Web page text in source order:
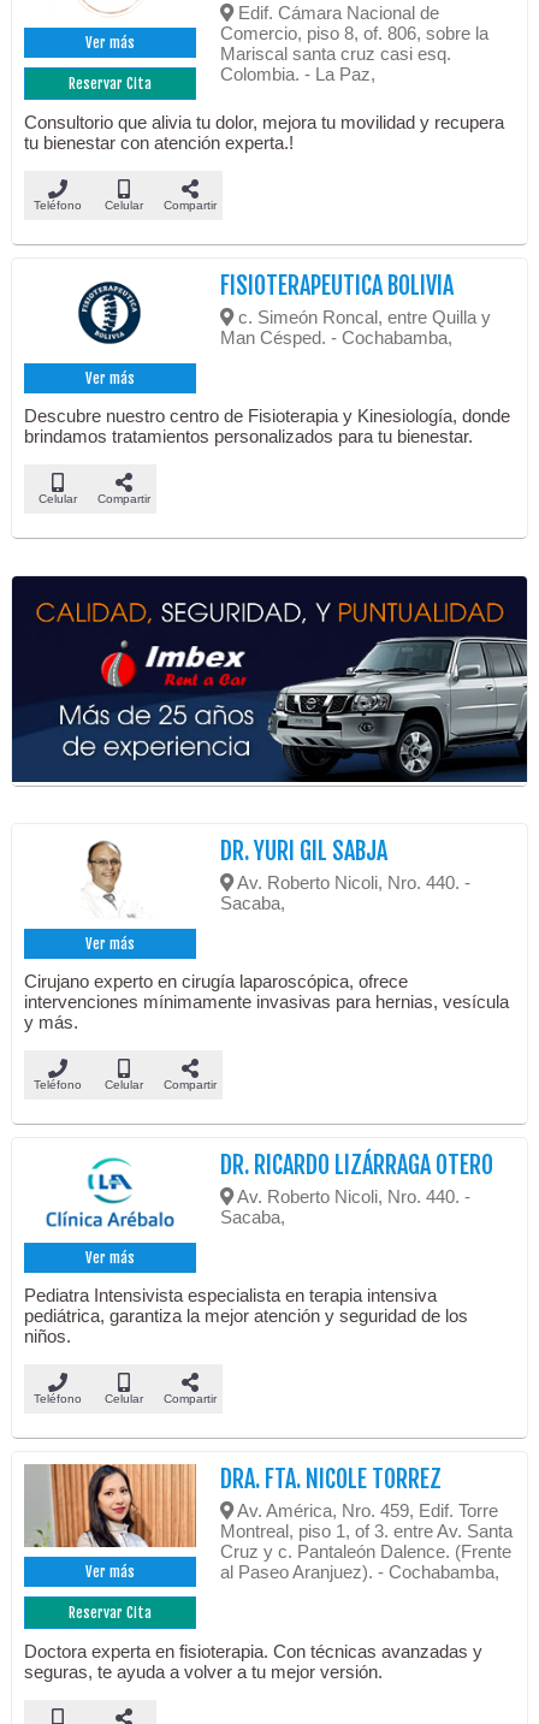
Ver más
Reservar Cita
Edif. Cámara Nacional de
Comercio, piso 8, of. 806, sobre la
Mariscal santa cruz casi esq.
Colombia. - La Paz,
Consultorio que alivia tu dolor, mejora tu movilidad y recupera
tu bienestar con atención experta.!
Teléfono Celular Compartir
Ver más
FISIOTERAPEUTICA BOLIVIA
c. Simeón Roncal, entre Quilla y
Man Césped. - Cochabamba,
Descubre nuestro centro de Fisioterapia y Kinesiología, donde
brindamos tratamientos personalizados para tu bienestar.
Celular Compartir
Ver más
DR. YURI GIL SABJA
Av. Roberto Nicoli, Nro. 440. -
Sacaba,
Cirujano experto en cirugía laparoscópica, ofrece
intervenciones mínimamente invasivas para hernias, vesícula
y más.
Teléfono Celular Compartir
Ver más
DR. RICARDO LIZÁRRAGA OTERO
Av. Roberto Nicoli, Nro. 440. -
Sacaba,
Pediatra Intensivista especialista en terapia intensiva
pediátrica, garantiza la mejor atención y seguridad de los
niños.
Teléfono Celular Compartir
Ver más
Reservar Cita
DRA. FTA. NICOLE TORREZ
Av. América, Nro. 459, Edif. Torre
Montreal, piso 1, of 3. entre Av. Santa
Cruz y c. Pantaleón Dalence. (Frente
al Paseo Aranjuez). - Cochabamba,
Doctora experta en fisioterapia. Con técnicas avanzadas y
seguras, te ayuda a volver a tu mejor versión.